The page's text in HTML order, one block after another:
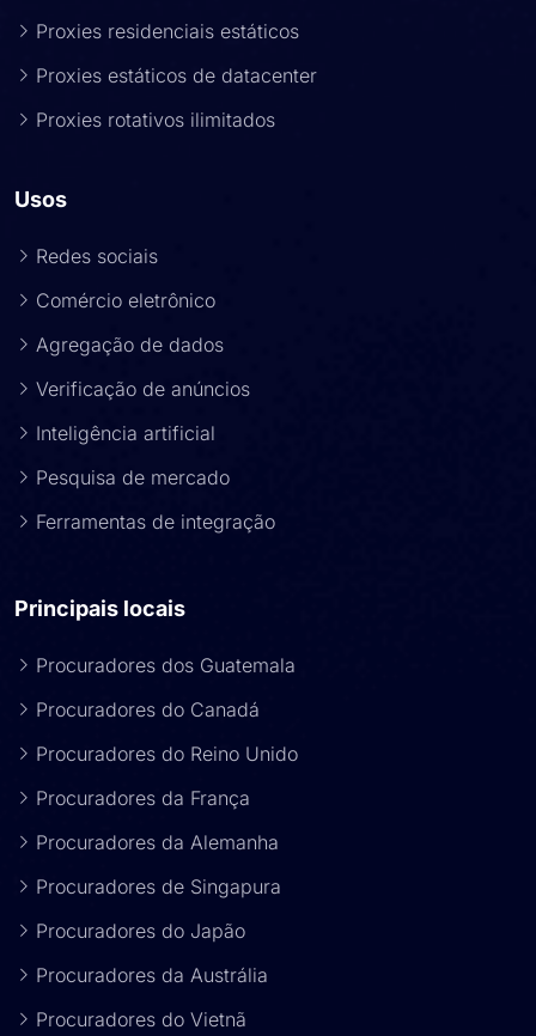
Proxies residenciais estáticos
Proxies estáticos de datacenter
Proxies rotativos ilimitados
Usos
Redes sociais
Comércio eletrônico
Agregação de dados
Verificação de anúncios
Inteligência artificial
Pesquisa de mercado
Ferramentas de integração
Principais locais
Procuradores dos Guatemala
Procuradores do Canadá
Procuradores do Reino Unido
Procuradores da França
Procuradores da Alemanha
Procuradores de Singapura
Procuradores do Japão
Procuradores da Austrália
Procuradores do Vietnã